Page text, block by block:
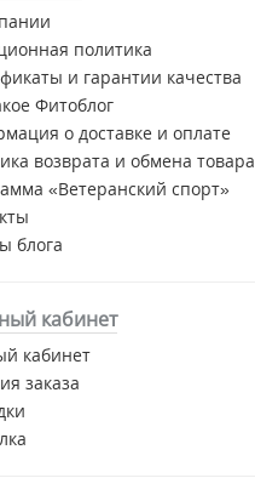
политика
и гарантии качества
Фитоблог
о доставке и оплате
возврата и обмена товара
«Ветеранский спорт»
блога
кабинет
кабинет
заказа